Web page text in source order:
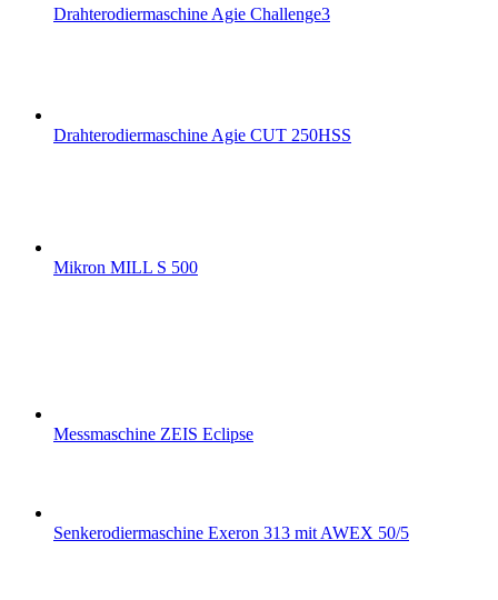
Drahterodiermaschine Agie Challenge3
Drahterodiermaschine Agie CUT 250HSS
Mikron MILL S 500
Messmaschine ZEIS Eclipse
Senkerodiermaschine Exeron 313 mit AWEX 50/5